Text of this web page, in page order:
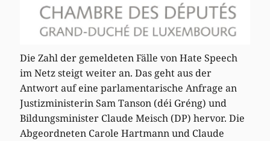
Die Zahl der gemeldeten Fälle von Hate Speech
im Netz steigt weiter an. Das geht aus der
Antwort auf eine parlamentarische Anfrage an
Justizministerin Sam Tanson (déi Gréng) und
Bildungsminister Claude Meisch (DP) hervor. Die
Abgeordneten Carole Hartmann und Claude